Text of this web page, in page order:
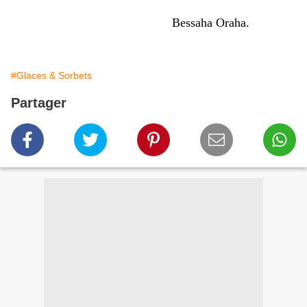
Bessaha Oraha.
#Glaces & Sorbets
Partager